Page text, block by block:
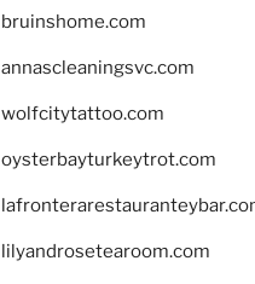
bruinshome.com
annascleaningsvc.com
wolfcitytattoo.com
oysterbayturkeytrot.com
lilyandrosetearoom.com